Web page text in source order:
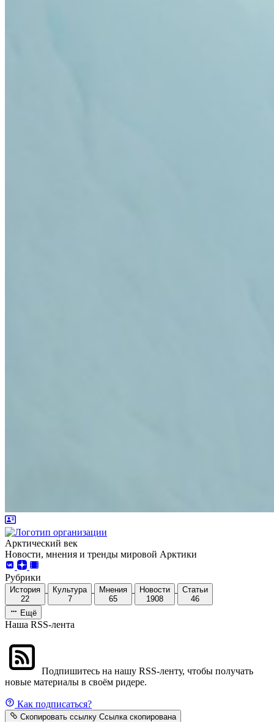
Арктический век
Новости, мнения и тренды мировой Арктики
Рубрики
История
22
Культура
7
Мнения
65
Новости
1908
Статьи
46
Ещё
Наша RSS-лента
Подпишитесь на нашу RSS-ленту, чтобы получать
новые материалы в своём ридере.
Как подписаться?
Скопировать ссылку Ссылка скопирована